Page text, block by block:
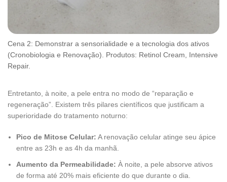
Cena 2: Demonstrar a sensorialidade e a tecnologia dos ativos
(Cronobiologia e Renovação). Produtos: Retinol Cream, Intensive
Repair.
Entretanto, à noite, a pele entra no modo de “reparação e
regeneração”. Existem três pilares científicos que justificam a
superioridade do tratamento noturno:
Pico de Mitose Celular: A renovação celular atinge seu ápice
entre as 23h e as 4h da manhã.
Aumento da Permeabilidade: À noite, a pele absorve ativos
de forma até 20% mais eficiente do que durante o dia.